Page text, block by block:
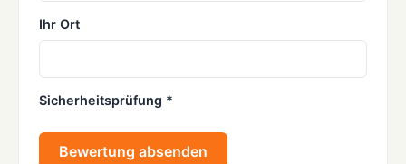
Ihr Ort
Sicherheitsprüfung *
Bewertung absenden